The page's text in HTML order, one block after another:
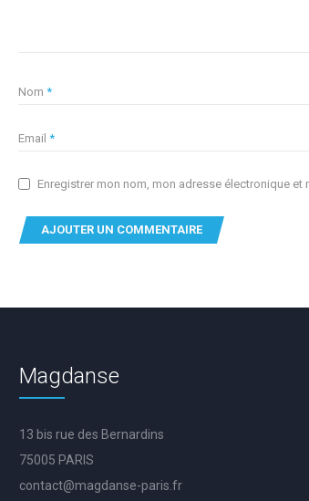
Nom *
Email *
Enregistrer mon nom, mon adresse électronique
Magdanse
13 bis rue des Bernardins
75005 PARIS
contact@magdanse-paris.fr